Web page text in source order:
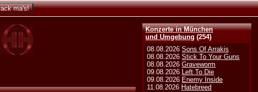
Konzerte in München
und Umgebung (254)
08.08.2026Sons Of Arrakis
08.08.2026Stick To Your Guns
08.08.2026Graveworm
09.08.2026 Left To Die
09.08.2026 Enemy Inside
11.08.2026 Hatebreed